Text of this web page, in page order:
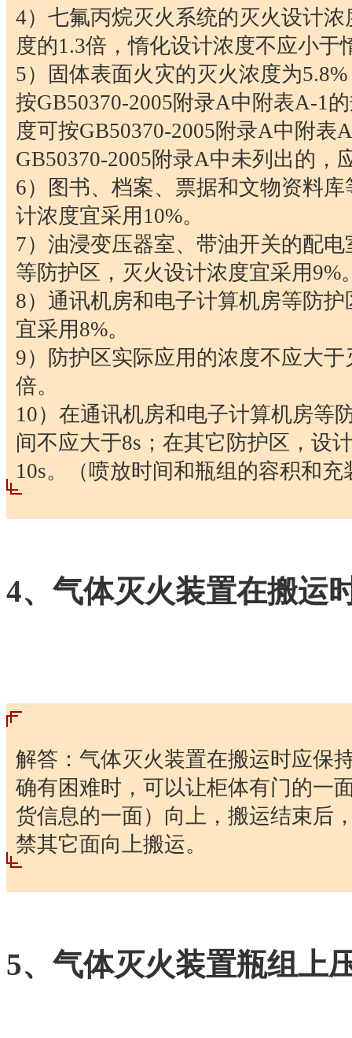
4）七氟丙烷灭火系统的灭火设计
度的1.3倍，惰化设计浓度不应小于
5）固体表面火灾的灭火浓度为
按GB50370-2005附录A中附表A-1
度可按GB50370-2005附录A中附表
GB50370-2005附录A中未列出的，
6）图书、档案、票据和文物资料
计浓度宜采用10%。
7）油浸变压器室、带油开关的配
等防护区，灭火设计浓度宜采用9%
8）通讯机房和电子计算机房等防
宜采用8%。
9）防护区实际应用的浓度不应大
倍。
10）在通讯机房和电子计算机房等
间不应大于8s；在其它防护区，设
10s。（喷放时间和瓶组的容积和
4、气体灭火装置在搬运
解答：气体灭火装置在搬运时应保
确有困难时，可以让柜体有门的一
货信息的一面）向上，搬运结束后
禁其它面向上搬运。
5、气体灭火装置瓶组上